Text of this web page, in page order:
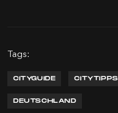
Tags:
CITYGUIDE CITYTIPPS
DEUTSCHLAND